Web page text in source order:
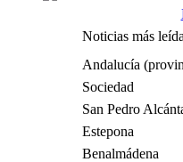
Noticias más
Andalucía
Sociedad
San Pedro
Estepona
Benalmádena